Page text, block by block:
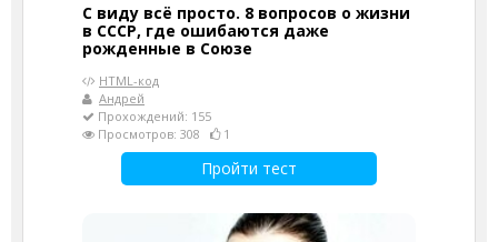
С виду всё просто. 8 вопросов о жизни
в СССР, где ошибаются даже
рожденные в Союзе
HTML-код
Андрей
Прохождений: 155
Просмотров: 308
1
Пройти тест